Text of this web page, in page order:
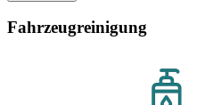
Fahrzeugreinigung